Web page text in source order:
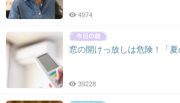
4974
窓の開けっ放しは危険！「
39228